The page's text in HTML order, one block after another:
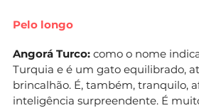
Pelo longo
Angorá Turco: como o nome
Turquia e é um gato equilibrado,
brincalhão. É, também, tranquilo,
inteligência surpreendente. É